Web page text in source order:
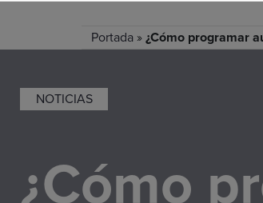
Portada »¿Cómo programar
NOTICIAS
¿Cómo